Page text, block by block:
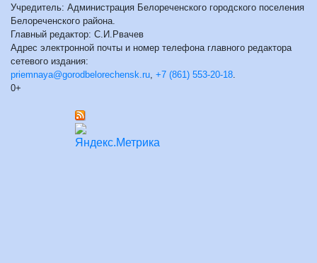
Учредитель: Администрация Белореченского городского поселения
Белореченского района.
Главный редактор: С.И.Рвачев
Адрес электронной почты и номер телефона главного редактора
сетевого издания:
priemnaya@gorodbelorechensk.ru +7 (861) 553-20-18
0+